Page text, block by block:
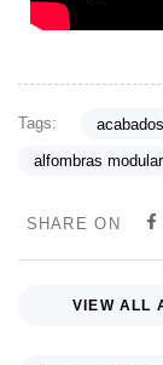
Tags:
alfombras
SHARE ON
VIEW ALL